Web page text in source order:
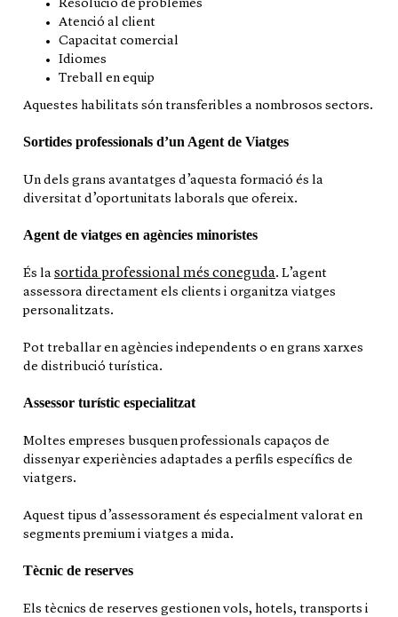
Resolució de problemes
Atenció al client
Capacitat comercial
Idiomes
Treball en equip
Aquestes habilitats són transferibles a nombrosos sectors.
Sortides professionals d’un Agent de Viatges
Un dels grans avantatges d’aquesta formació és la
diversitat d’oportunitats laborals que ofereix.
Agent de viatges en agències minoristes
És la sortida professional més coneguda. L’agent
assessora directament els clients i organitza viatges
personalitzats.
Pot treballar en agències independents o en grans xarxes
de distribució turística.
Assessor turístic especialitzat
Moltes empreses busquen professionals capaços de
dissenyar experiències adaptades a perfils específics de
viatgers.
Aquest tipus d’assessorament és especialment valorat en
segments premium i viatges a mida.
Tècnic de reserves
Els tècnics de reserves gestionen vols, hotels, transports i